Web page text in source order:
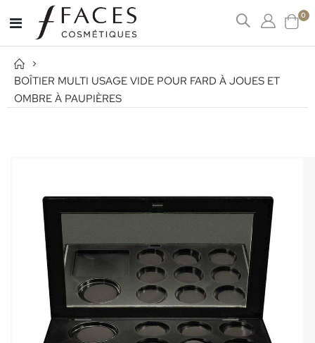
Cart
0
Affichage
navigation
BOÎTIER MULTI USAGE VIDE POUR FARD À JOUES ET
OMBRE À PAUPIÈRES
d’images